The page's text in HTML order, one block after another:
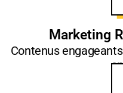
Marketing
Contenus